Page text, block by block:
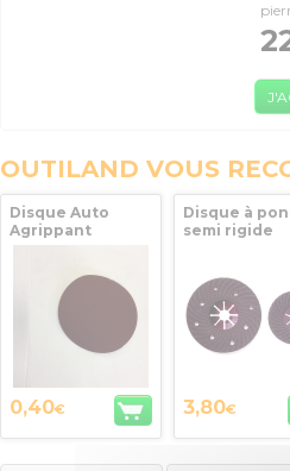
OUTILAND VOUS
Disque Auto
Agrippant
Diamètre 125
0,40€
Disque à
semi rigide
3,80€